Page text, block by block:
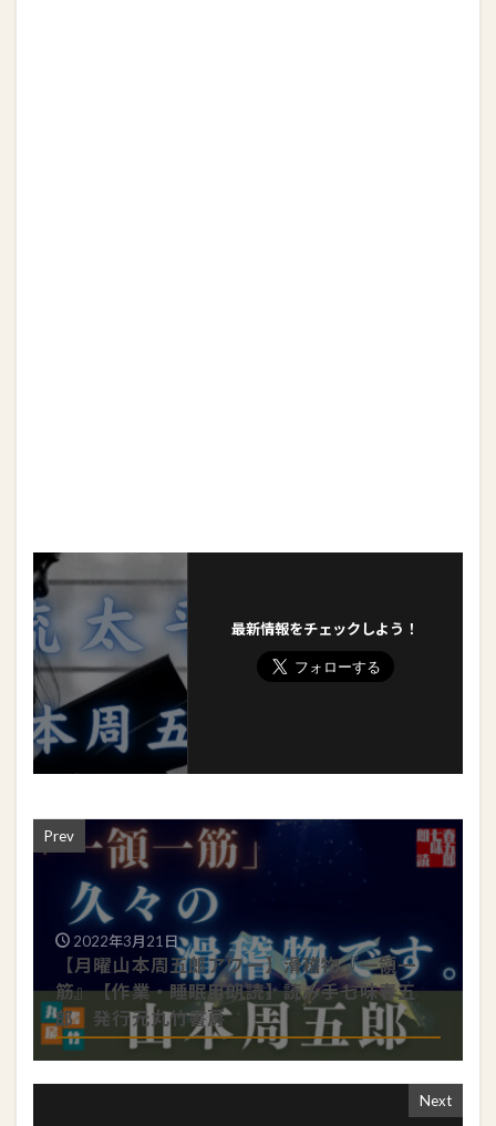
最新情報をチェックしよう！
Prev
2022年3月21日
【月曜山本周五郎アワー】滑稽物『一領一
筋』【作業・睡眠用朗読】読み手七味春五
郎 発行元丸竹書房
Next